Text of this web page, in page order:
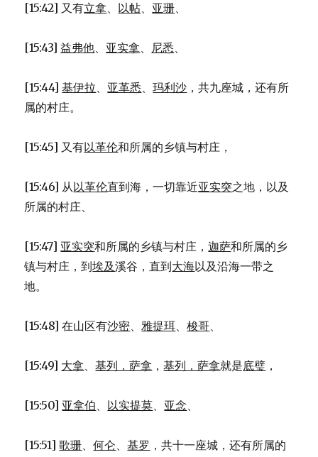
[15:42] 又有立拿、 以帖、 亚珊、
[15:43]益弗他、 亚实拿、 尼悉、
[15:44]基伊拉、 亚革悉、玛利沙 ，共九座城，还有所
属的村庄。
[15:45] 又有以革伦和所属的乡镇与村庄，
[15:46] 从以革伦直到海，一切靠近亚实突之地，以及
所属的村庄、
[15:47] 亚实突和所属的乡镇与村庄，迦萨和所属的乡
镇与村庄，到埃及溪谷，直到大海以及沿海一带之
地。
[15:48] 在山区有沙密、雅提珥、梭哥、
[15:49] 大拿、基列．萨拿 ，基列．萨拿就是底璧 ，
[15:50] 亚拿伯、 以实提莫、 亚念、
[15:51]歌珊、何仑、基罗 ，共十一座城，还有所属的